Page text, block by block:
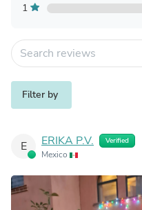
1
Filter by
E ERIKA P.V. Verified
Mexico